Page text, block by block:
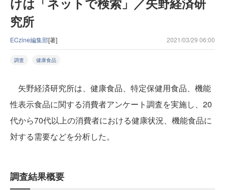
究所
ECzine編集部[著] 2021/03/29 06:00
調査 健康食品
矢野経済研究所は、健康食品、特定保健用食品、機能
性表示食品に関する消費者アンケート調査を実施し、20
代から70代以上の消費者における健康状況、機能食品に
対する需要などを分析した。
調査結果概要